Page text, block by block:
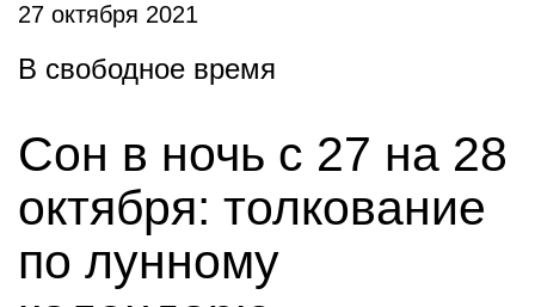
27 октября 2021
В свободное время
Сон в ночь с 27 на 28
октября: толкование
по лунному